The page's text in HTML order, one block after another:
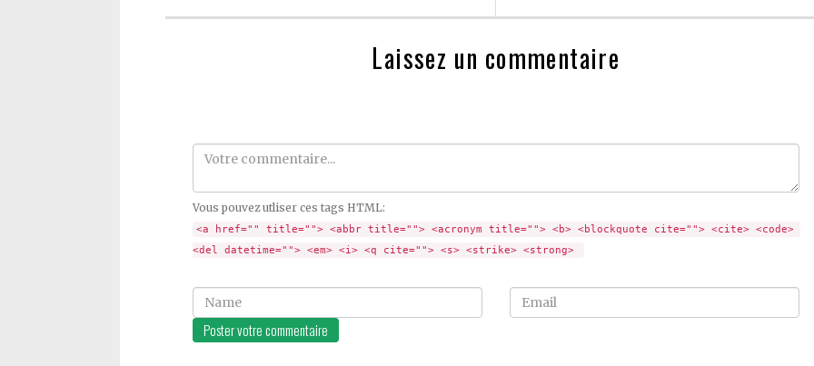
Laissez un commentaire
Comment
Vous pouvez utliser ces tags HTML:
<a href="" title=""> <abbr title=""> <acronym title=""> <b> <blockquote cite=""> <cite> <code>
<del datetime=""> <em> <i> <q cite=""> <s> <strike> <strong>
Name Email